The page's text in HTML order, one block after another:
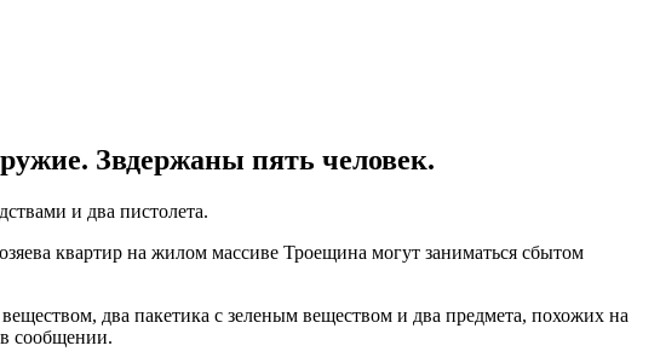
Звдержаны пять человек.
и два пистолета.
квартир на жилом массиве Троещина могут заниматься сбытом
два пакетика с зеленым веществом и два предмета, похожих на
сообщении.